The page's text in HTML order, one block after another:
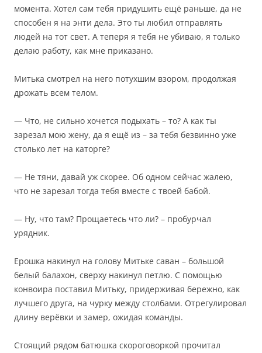
момента. Хотел сам тебя придушить ещё раньше, да не
способен я на энти дела. Это ты любил отправлять
людей на тот свет. А теперя я тебя не убиваю, я только
делаю работу, как мне приказано.
Митька смотрел на него потухшим взором, продолжая
дрожать всем телом.
— Что, не сильно хочется подыхать – то? А как ты
зарезал мою жену, да я ещё из – за тебя безвинно уже
столько лет на каторге?
— Не тяни, давай уж скорее. Об одном сейчас жалею,
что не зарезал тогда тебя вместе с твоей бабой.
— Ну, что там? Прощаетесь что ли? – пробурчал
урядник.
Ерошка накинул на голову Митьке саван – большой
белый балахон, сверху накинул петлю. С помощью
конвоира поставил Митьку, придерживая бережно, как
лучшего друга, на чурку между столбами. Отрегулировал
длину верёвки и замер, ожидая команды.
Стоящий рядом батюшка скороговоркой прочитал